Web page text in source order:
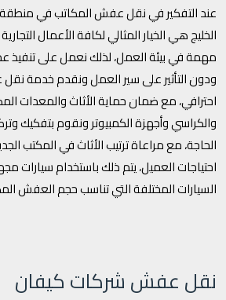
عند التفكير في نقل عفش المكاتب في منطقة
الخليج هي الخيار المثالي لكافة الأعمال
مهمة في بيئة العمل، لذلك نعمل على تنفيذ
ودون التأثير على سير العمل ونقدم خدمة
احترافي، مع ضمان حماية الأثاث والمعدات
والكراسي وأجهزة الكمبيوتر ونقوم بتفكيك
الحاجة، مع مراعاة ترتيب الأثاث في المكتب
احتياجات العميل، يتم ذلك باستخدام
السيارات المختلفة التي تناسب حجم العفش
نقل عفش شركات كيفان